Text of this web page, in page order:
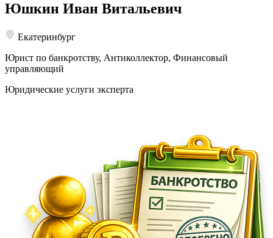
Юшкин Иван Витальевич
Екатеринбург
Юрист по банкротству, Антиколлектор, Финансовый
управляющий
Юридические услуги эксперта